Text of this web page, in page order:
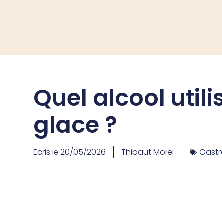
Quel alcool
glace ?
Ecris le 20/05/2026 Thibaut Morel